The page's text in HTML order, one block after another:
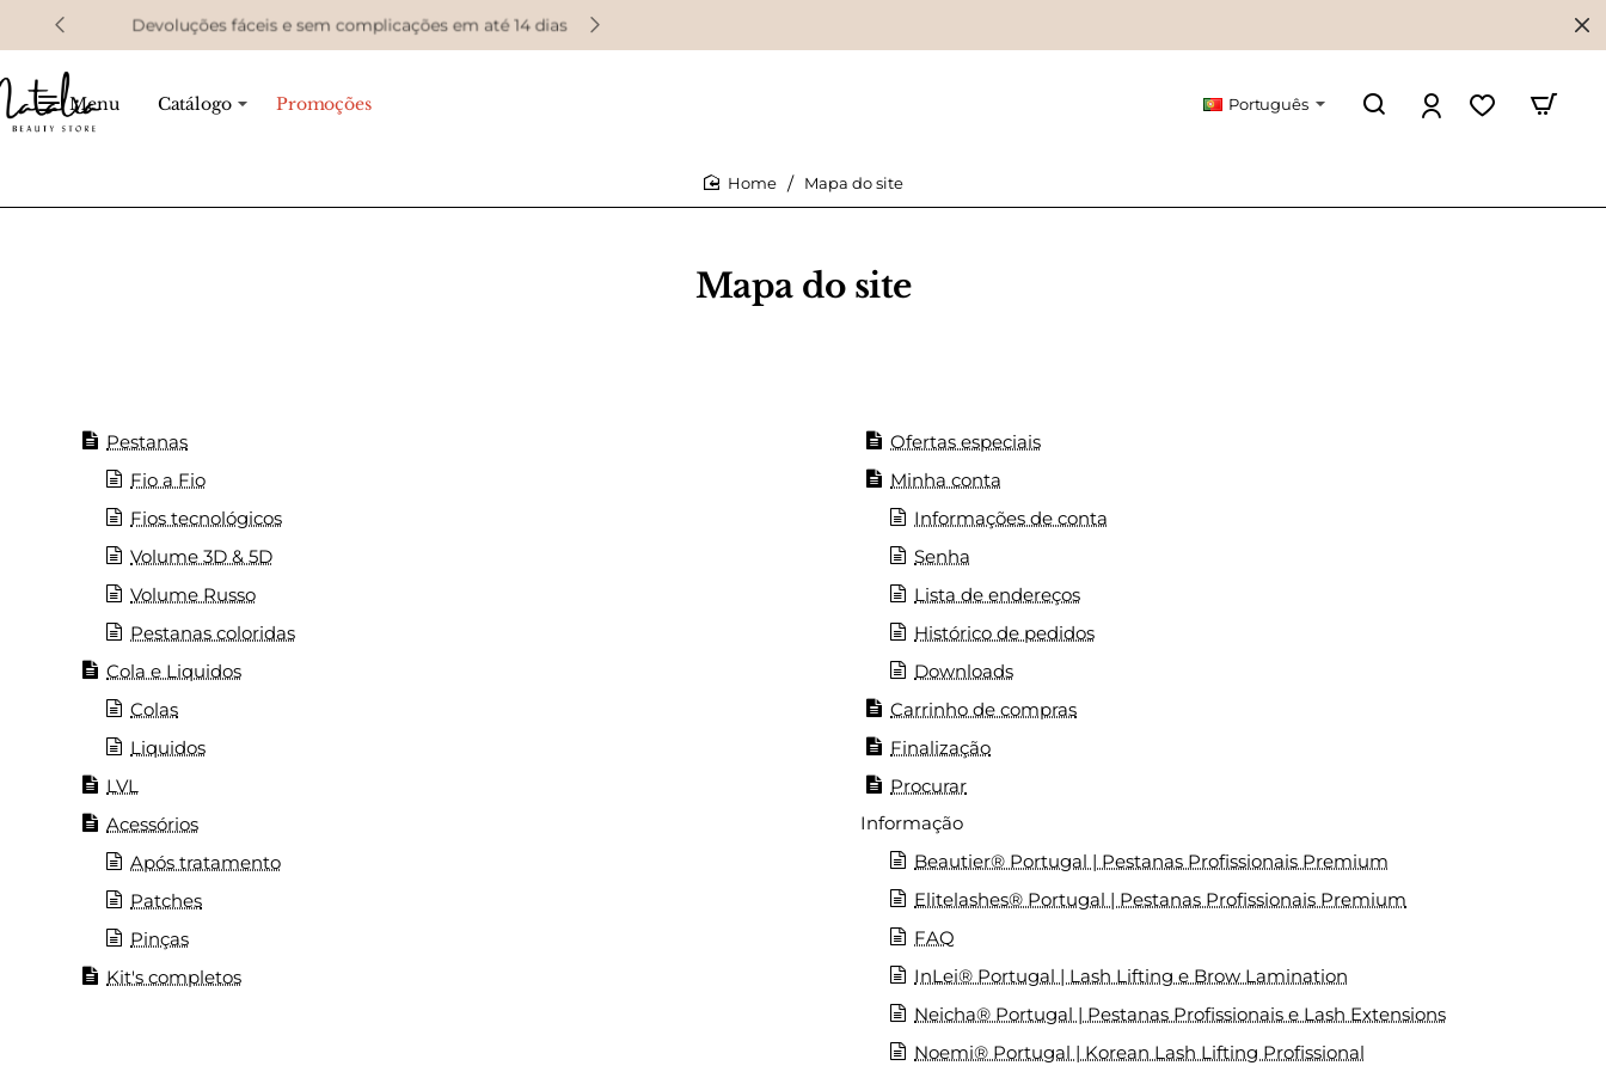
Devoluções fáceis e sem complicações em até 14 dias
Menu Catálogo Promoções Português
Mapa do site
Mapa do site
Pestanas
Fio a Fio
Fios tecnológicos
Volume 3D & 5D
Volume Russo
Pestanas coloridas
Cola e Liquidos
Colas
Liquidos
LVL
Acessórios
Após tratamento
Patches
Pinças
Kit's completos
Ofertas especiais
Minha conta
Informações de conta
Senha
Lista de endereços
Histórico de pedidos
Downloads
Carrinho de compras
Finalização
Procurar
Informação
Beautier® Portugal | Pestanas Profissionais Premium
Elitelashes® Portugal | Pestanas Profissionais Premium
FAQ
InLei® Portugal | Lash Lifting e Brow Lamination
Neicha® Portugal | Pestanas Profissionais e Lash Extensions
Noemi® Portugal | Korean Lash Lifting Profissional